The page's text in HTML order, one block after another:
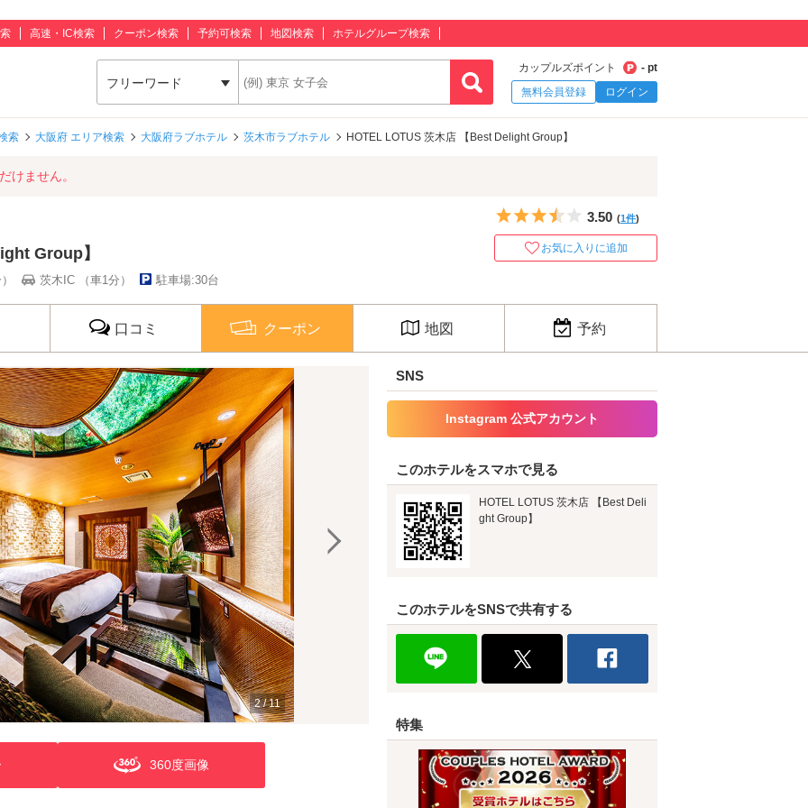
高速・IC検索 クーポン検索 予約可検索 地図検索 ホテルグループ検索
フリーワード
カップルズポイント
- pt
無料会員登録
ログイン
索 大阪府 エリア検索 大阪府ラブホテル 茨木市ラブホテル HOTEL LOTUS 茨木店 【Best Delight Group】
けません。
Group】
茨木IC （車1分） 駐車場:30台
5つ星のうち3.5
3.50 (1件)
お気に入りに追加
口コミ クーポン 地図 予約
2/11
360度画像
SNS
Instagram 公式アカウント
このホテルをスマホで見る
HOTEL LOTUS 茨木店 【Best Deli
ght Group】
このホテルをSNSで共有する
特集